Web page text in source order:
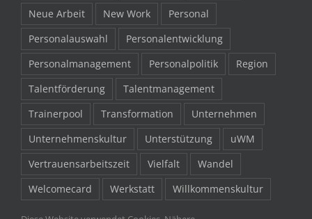
Neue Arbeit
New Work
Personal
Personalauswahl
Personalentwicklung
Personalmanagement
Personalpolitik
Region
Talentförderung
Talentmanagement
Trainerpool
Transformation
Unternehmen
Unternehmenskultur
Unterstützung
uWM
Vertrauensarbeitszeit
Vielfalt
Wandel
Welcomecard
Werkstatt
Willkommenskultur
Willkommenspaket
Work-Life-Balance